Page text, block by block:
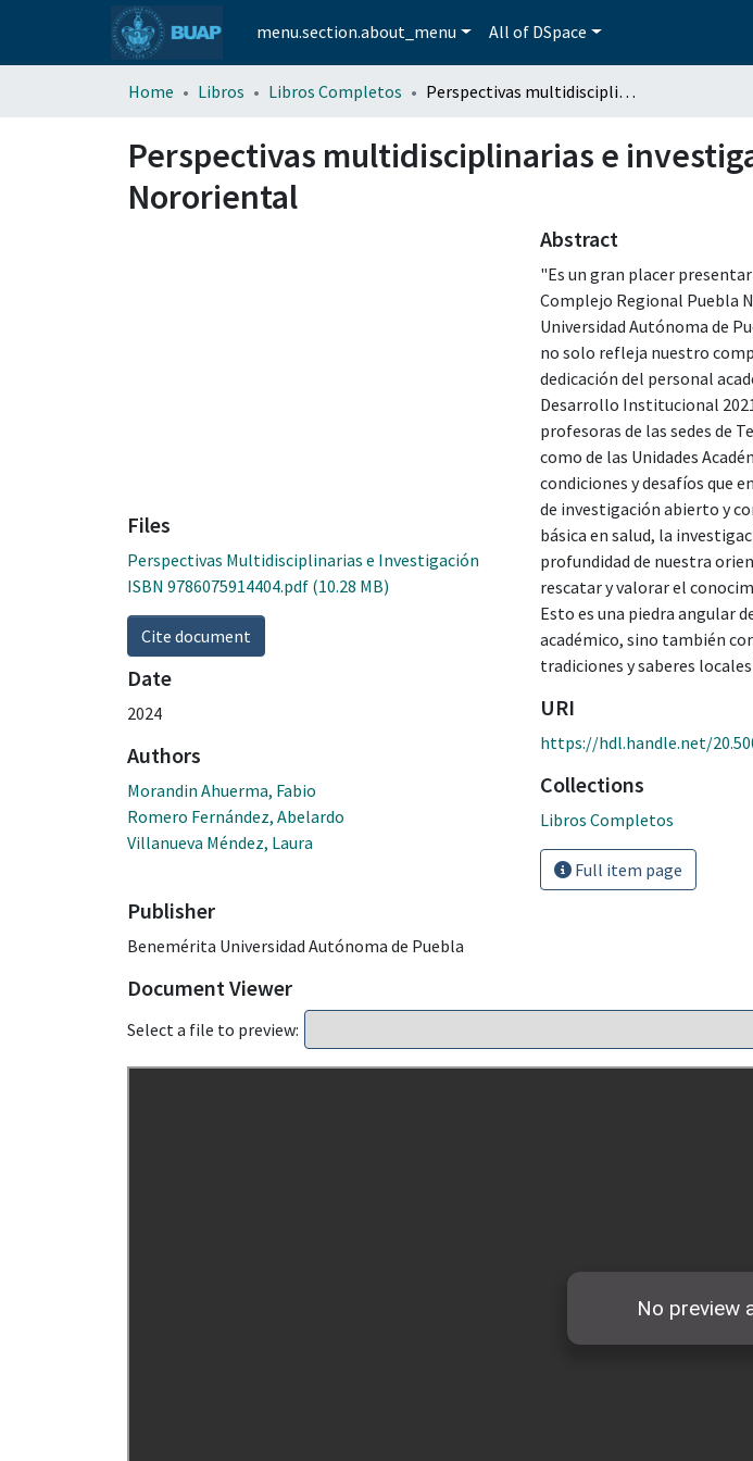
menu.section.about_menu All of DSpace
Home Libros Libros Completos Perspectivas multidisciplinarias e investigación en el Complejo Regional Puebla Nororiental
Perspectivas multidisciplinarias e
Nororiental
Files
Perspectivas Multidisciplinarias e Investigación
ISBN 9786075914404.pdf (10.28 MB)
Cite document
Date
2024
Authors
Morandin Ahuerma, Fabio
Romero Fernández, Abelardo
Villanueva Méndez, Laura
Publisher
Benemérita Universidad Autónoma de Puebla
Abstract
"Es un gran placer
Complejo Regional Puebla
Universidad Autónoma de
no solo refleja nuestro
dedicación del personal
Desarrollo Institucional
profesoras de las sedes de
como de las Unidades
condiciones y desafíos que
de investigación abierto y
básica en salud, la
profundidad de nuestra
rescatar y valorar el
Esto es una piedra angular
académico, sino también
tradiciones y saberes
URI
https://hdl.handle.net/
Collections
Libros Completos
Full item page
Document Viewer
Select a file to preview: